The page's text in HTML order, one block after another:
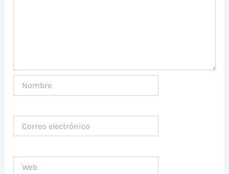
electrónico